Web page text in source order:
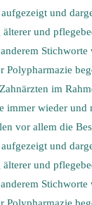
und
und
Polypharmazie
im
immer wieder und
vor allem die
und
und
Polypharmazie